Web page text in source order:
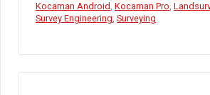
Kocaman Android, Kocaman Pro,
Survey Engineering, Surveying